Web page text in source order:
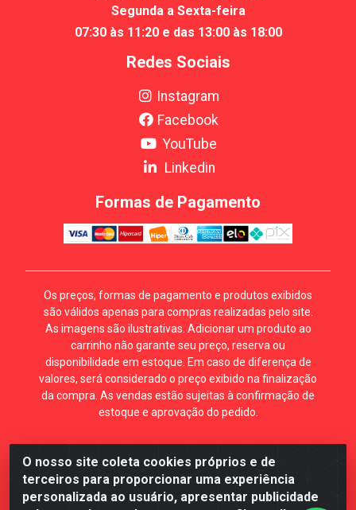
O nosso site coleta cookies próprios e de
terceiros para proporcionar uma experiência
personalizada ao usuário, apresentar publicidade
Segunda a Sexta-feira
07:30 às 11:20 e das 13:00 às 18:00
Redes Sociais
Instagram
Facebook
YouTube
Linkedin
Formas de Pagamento
Os preços, formas de pagamento e produtos exibidos
são válidos apenas para compras realizadas pelo site.
As imagens são ilustrativas. Adicionar um produto ao
carrinho não garante seu preço, reserva ou
disponibilidade em estoque. Em caso de diferença de
valores, será considerado o preço exibido na finalização
da compra. As vendas estão sujeitas à confirmação de
estoque e aprovação do pedido.
Mécari Distribuidora - Av. Gury Marques, 5164. Jd Centro
Oeste. Campo Grande MS. CEP 79072-000. CNPJ
70.357.959/0001-64